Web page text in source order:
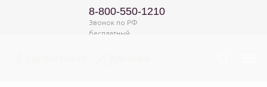
8-800-550-1210
Звонок по РФ
бесплатный